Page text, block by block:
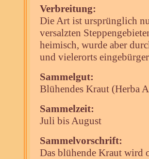
Verbreitung:
Die Art ist ursprünglich
versalzten
heimisch, wurde aber
und vielerorts
Sammelgut:
Blühendes Kraut (Herba
Sammelzeit:
Juli bis August
Sammelvorschrift:
Das blühende Kraut wird